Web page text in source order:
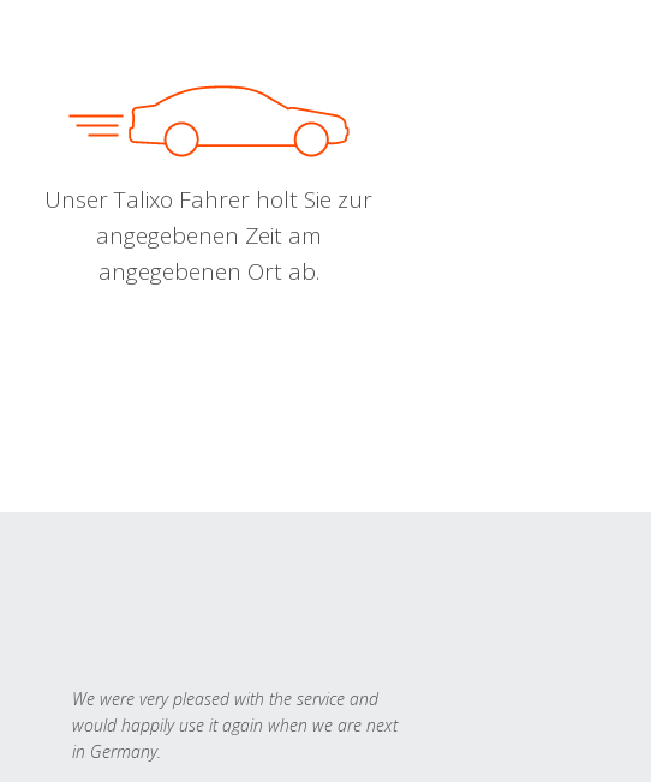
Unser Talixo Fahrer holt Sie zur
angegebenen Zeit am
angegebenen Ort ab.
We were very pleased with the service and
would happily use it again when we are next
in Germany.